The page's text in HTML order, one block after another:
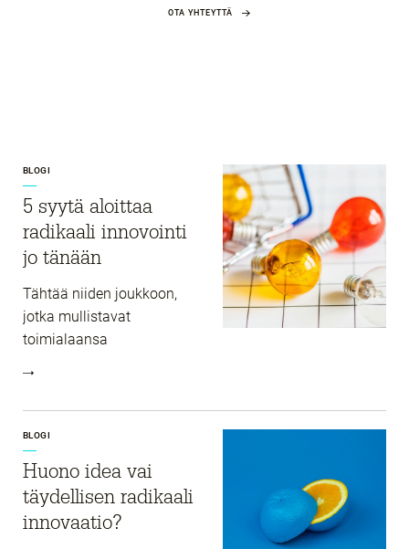
OTA YHTEYTTÄ
BLOGI
5 syytä aloittaa
radikaali innovointi
jo tänään
Tähtää niiden joukkoon,
jotka mullistavat
toimialaansa
BLOGI
Huono idea vai
täydellisen radikaali
innovaatio?